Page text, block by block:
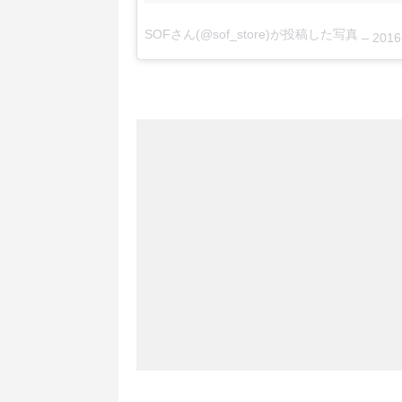
SOFさん(@sof_store)が投稿した写真 – 2016 9月 30